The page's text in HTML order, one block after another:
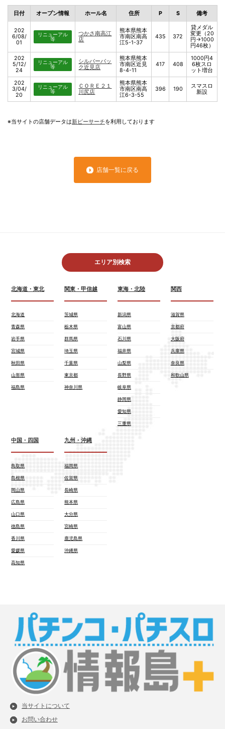
日付 オープン情報 ホール名 住所 P S 備考
202
6/08/
01
リニューアル
等
つかさ南高江
店
熊本県熊本
市南区南高
江5-1-37
435 372
貸メダル
変更（20
円→1000
円46枚）
202
5/12/
24
リニューアル
等
シルバーバッ
ク近見店
熊本県熊本
市南区近見
8-4-11
417 408
1000円4
6枚スロ
ット増台
202
3/04/
20
リニューアル
等
ＣＯＲＥ２１
川尻店
熊本県熊本
市南区南高
江6-3-55
396 190
スマスロ
新設
※当サイトの店舗データは新ピーサーチを利用しております
店舗一覧に戻る
エリア別検索
北海道・東北
北海道
青森県
岩手県
宮城県
秋田県
山形県
福島県
関東・甲信越
茨城県
栃木県
群馬県
埼玉県
千葉県
東京都
神奈川県
東海・北陸
新潟県
富山県
石川県
福井県
山梨県
長野県
岐阜県
静岡県
愛知県
三重県
関西
滋賀県
京都府
大阪府
兵庫県
奈良県
和歌山県
中国・四国
鳥取県
島根県
岡山県
広島県
山口県
徳島県
香川県
愛媛県
高知県
九州・沖縄
福岡県
佐賀県
長崎県
熊本県
大分県
宮崎県
鹿児島県
沖縄県
当サイトについて
お問い合わせ